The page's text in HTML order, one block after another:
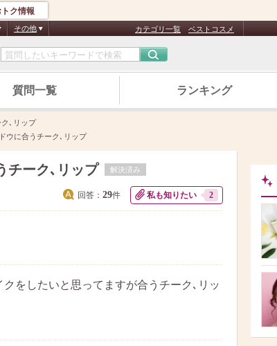
ク情報
その他 カテゴリ一覧 ベストコスメ
質問一覧 ランキング
､リップ
ウに合うチーク､リップ
チーク､リップ 解決済み
回答： 29件 私も知りたい 2
をしたいと思ってますが合うチーク､リッ